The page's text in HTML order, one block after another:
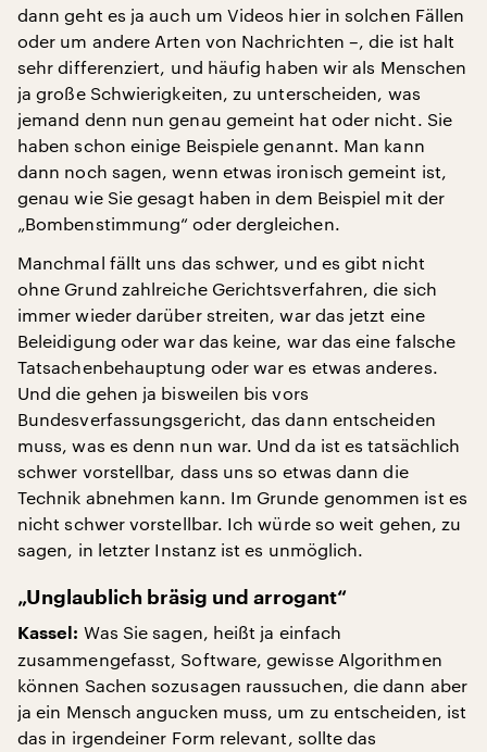
dann geht es ja auch um Videos hier in solchen Fällen
oder um andere Arten von Nachrichten –, die ist halt
sehr differenziert, und häufig haben wir als Menschen
ja große Schwierigkeiten, zu unterscheiden, was
jemand denn nun genau gemeint hat oder nicht. Sie
haben schon einige Beispiele genannt. Man kann
dann noch sagen, wenn etwas ironisch gemeint ist,
genau wie Sie gesagt haben in dem Beispiel mit der
„Bombenstimmung“ oder dergleichen.
Manchmal fällt uns das schwer, und es gibt nicht
ohne Grund zahlreiche Gerichtsverfahren, die sich
immer wieder darüber streiten, war das jetzt eine
Beleidigung oder war das keine, war das eine falsche
Tatsachenbehauptung oder war es etwas anderes.
Und die gehen ja bisweilen bis vors
Bundesverfassungsgericht, das dann entscheiden
muss, was es denn nun war. Und da ist es tatsächlich
schwer vorstellbar, dass uns so etwas dann die
Technik abnehmen kann. Im Grunde genommen ist es
nicht schwer vorstellbar. Ich würde so weit gehen, zu
sagen, in letzter Instanz ist es unmöglich.
„Unglaublich bräsig und arrogant“
Kassel: Was Sie sagen, heißt ja einfach
zusammengefasst, Software, gewisse Algorithmen
können Sachen sozusagen raussuchen, die dann aber
ja ein Mensch angucken muss, um zu entscheiden, ist
das in irgendeiner Form relevant, sollte das